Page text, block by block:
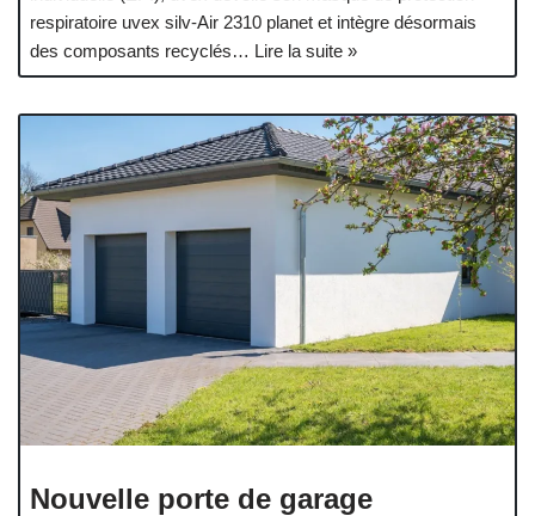
respiratoire uvex silv-Air 2310 planet et intègre désormais
des composants recyclés… Lire la suite »
Nouvelle porte de garage